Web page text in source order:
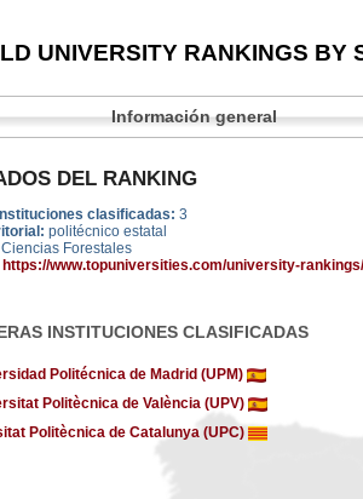
UNIVERSITY RANKINGS BY
Información general
DEL RANKING
clasificadas: 3
politécnico estatal
Forestales
https://www.topuniversities.com/university-
INSTITUCIONES CLASIFICADAS
Politécnica de Madrid (UPM)
Politècnica de València (UPV)
Politècnica de Catalunya (UPC)